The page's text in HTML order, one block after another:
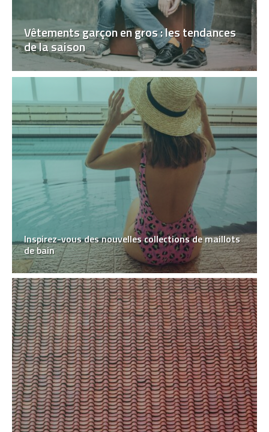
Vêtements garçon en gros : les tendances
de la saison
Inspirez-vous des nouvelles collections de maillots
de bain